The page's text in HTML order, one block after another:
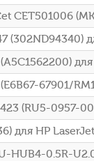
CET501006
(302ND94340)
(A5C1562200)
67901/
(RU5-0957-
для HP
HUB4-0.5R-